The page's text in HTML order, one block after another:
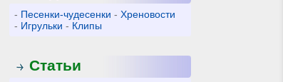
- Песенки-чудесенки -Хреновости
- Игрульки - Клипы
Статьи